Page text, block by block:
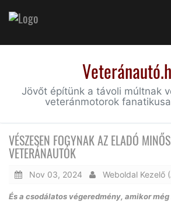
Jövőt építünk a távoli múltnak
veteránmotorok
VÉSZESEN FOGYNAK AZ ELADÓ
VETERÁNAUTÓK
Nov 03, 2024 Weboldal Kezelő
És a csodálatos végeredmény, amikor